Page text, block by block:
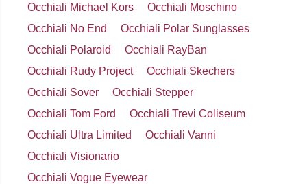
Occhiali Michael Kors
Occhiali Moschino
Occhiali No End
Occhiali Polar Sunglasses
Occhiali Polaroid
Occhiali RayBan
Occhiali Rudy Project
Occhiali Skechers
Occhiali Sover
Occhiali Stepper
Occhiali Tom Ford
Occhiali Trevi Coliseum
Occhiali Ultra Limited
Occhiali Vanni
Occhiali Visionario
Occhiali Vogue Eyewear